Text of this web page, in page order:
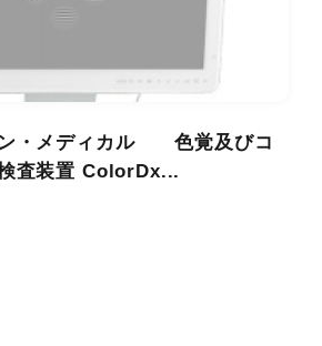
ン・メディカル 色覚及びコ
査装置 ColorDx...